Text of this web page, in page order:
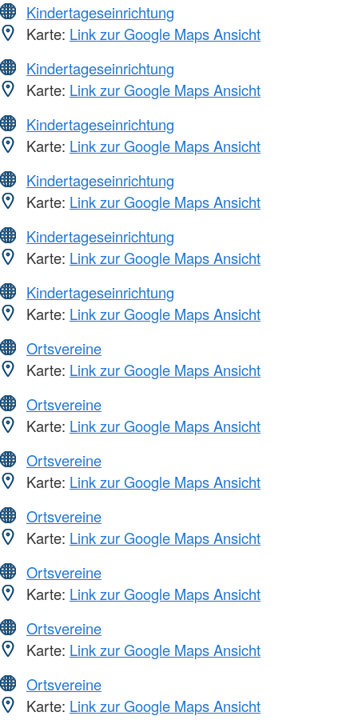
Kindertageseinrichtung
Karte: Link zur Google Maps Ansicht
Kindertageseinrichtung
Karte: Link zur Google Maps Ansicht
Kindertageseinrichtung
Karte: Link zur Google Maps Ansicht
Kindertageseinrichtung
Karte: Link zur Google Maps Ansicht
Kindertageseinrichtung
Karte: Link zur Google Maps Ansicht
Kindertageseinrichtung
Karte: Link zur Google Maps Ansicht
Ortsvereine
Karte: Link zur Google Maps Ansicht
Ortsvereine
Karte: Link zur Google Maps Ansicht
Ortsvereine
Karte: Link zur Google Maps Ansicht
Ortsvereine
Karte: Link zur Google Maps Ansicht
Ortsvereine
Karte: Link zur Google Maps Ansicht
Ortsvereine
Karte: Link zur Google Maps Ansicht
Ortsvereine
Karte: Link zur Google Maps Ansicht